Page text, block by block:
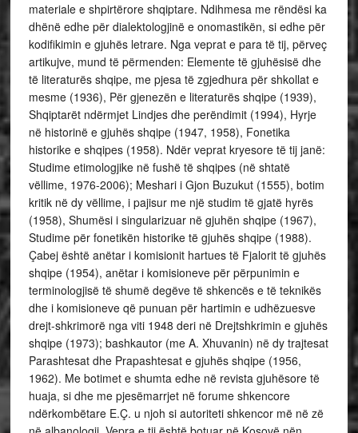
materiale e shpirtërore shqiptare. Ndihmesa me rëndësi ka
dhënë edhe për dialektologjinë e onomastikën, si edhe për
kodifikimin e gjuhës letrare. Nga veprat e para të tij, përveç
artikujve, mund të përmenden: Elemente të gjuhësisë dhe
të literaturës shqipe, me pjesa të zgjedhura për shkollat e
mesme (1936), Për gjenezën e literaturës shqipe (1939),
Shqiptarët ndërmjet Lindjes dhe perëndimit (1994), Hyrje
në historinë e gjuhës shqipe (1947, 1958), Fonetika
historike e shqipes (1958). Ndër veprat kryesore të tij janë:
Studime etimologjike në fushë të shqipes (në shtatë
vëllime, 1976-2006); Meshari i Gjon Buzukut (1555), botim
kritik në dy vëllime, i pajisur me një studim të gjatë hyrës
(1958), Shumësi i singularizuar në gjuhën shqipe (1967),
Studime për fonetikën historike të gjuhës shqipe (1988).
Çabej është anëtar i komisionit hartues të Fjalorit të gjuhës
shqipe (1954), anëtar i komisioneve për përpunimin e
terminologjisë të shumë degëve të shkencës e të teknikës
dhe i komisioneve që punuan për hartimin e udhëzuesve
drejt-shkrimorë nga viti 1948 deri në Drejtshkrimin e gjuhës
shqipe (1973); bashkautor (me A. Xhuvanin) në dy trajtesat
Parashtesat dhe Prapashtesat e gjuhës shqipe (1956,
1962). Me botimet e shumta edhe në revista gjuhësore të
huaja, si dhe me pjesëmarrjet në forume shkencore
ndërkombëtare E.Ç. u njoh si autoriteti shkencor më në zë